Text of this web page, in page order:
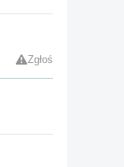
Zgłoś